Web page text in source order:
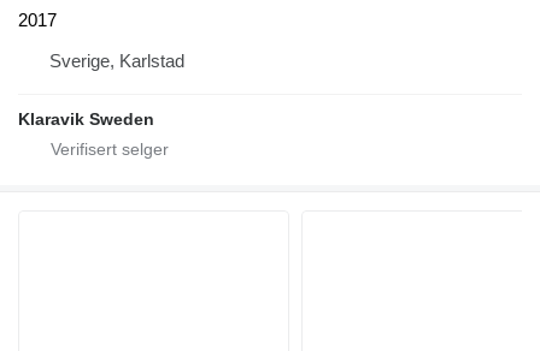
2017
Sverige, Karlstad
Klaravik Sweden